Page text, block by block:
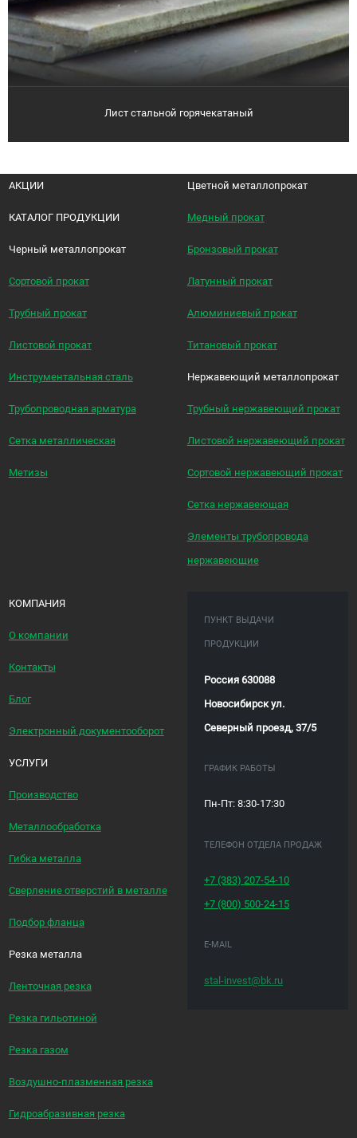
Лист стальной горячекатаный
АКЦИИ
КАТАЛОГ ПРОДУКЦИИ
Черный металлопрокат
Сортовой прокат
Трубный прокат
Листовой прокат
Инструментальная сталь
Трубопроводная арматура
Сетка металлическая
Метизы
Цветной металлопрокат
Медный прокат
Бронзовый прокат
Латунный прокат
Алюминиевый прокат
Титановый прокат
Нержавеющий металлопрокат
Трубный нержавеющий прокат
Листовой нержавеющий прокат
Сортовой нержавеющий прокат
Сетка нержавеющая
Элементы трубопровода
нержавеющие
КОМПАНИЯ
О компании
Контакты
Блог
Электронный документооборот
УСЛУГИ
Производство
Металлообработка
Гибка металла
Сверление отверстий в металле
Подбор фланца
Резка металла
Ленточная резка
Резка гильотиной
Резка газом
Воздушно-плазменная резка
Гидроабразивная резка
ПУНКТ ВЫДАЧИ
ПРОДУКЦИИ
Россия 630088
Новосибирск ул.
Северный проезд, 37/5
ГРАФИК РАБОТЫ
Пн-Пт: 8:30-17:30
ТЕЛЕФОН ОТДЕЛА ПРОДАЖ
+7 (383)207-54-10
+7 (800) 500-24-15
E-MAIL
stal-invest@bk.ru